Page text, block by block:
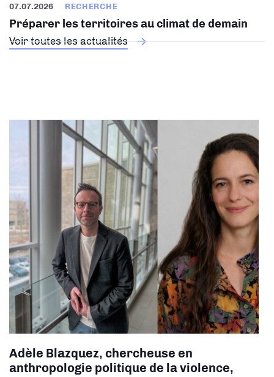
Voir toutes les actualités
07.07.2026 RECHERCHE
Préparer les territoires au climat de demain
Adèle Blazquez, chercheuse en
anthropologie politique de la violence,